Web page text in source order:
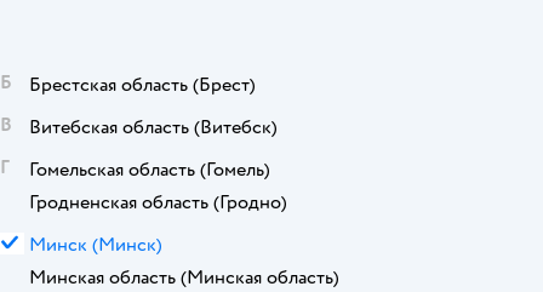
Б Брестская область (Брест)
В
Витебская область (Витебск)
Г
Гомельская область (Гомель)
Гродненская область (Гродно)
М Минск (Минск)
Минская область (Минская область)